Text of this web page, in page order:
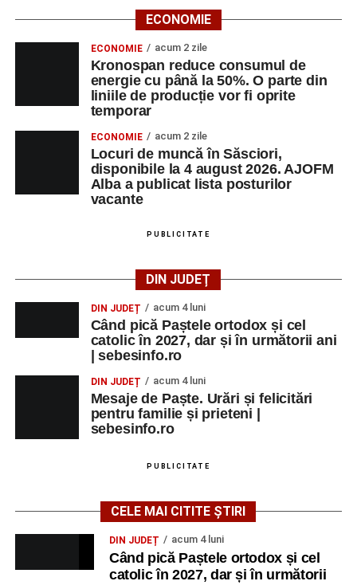
ECONOMIE
ECONOMIE acum 2 zile
Kronospan reduce consumul de
energie cu până la 50%. O parte din
liniile de producție vor fi oprite
temporar
ECONOMIE acum 2 zile
Locuri de muncă în Săsciori,
disponibile la 4 august 2026. AJOFM
Alba a publicat lista posturilor
vacante
PUBLICITATE
DIN JUDEȚ
DIN JUDEȚ acum 4 luni
Când pică Paștele ortodox și cel
catolic în 2027, dar și în următorii ani
| sebesinfo.ro
DIN JUDEȚ acum 4 luni
Mesaje de Paște. Urări și felicitări
pentru familie și prieteni |
sebesinfo.ro
PUBLICITATE
CELE MAI CITITE ȘTIRI
DIN JUDEȚ acum 4 luni
Când pică Paștele ortodox și cel
catolic în 2027, dar și în următorii